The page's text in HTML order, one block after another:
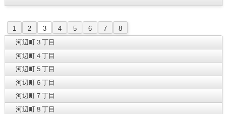
1 2 3 4 5 6 7
8
河辺町３丁目
河辺町４丁目
河辺町５丁目
河辺町６丁目
河辺町７丁目
河辺町８丁目